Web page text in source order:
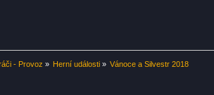
- Provoz » Herní události» Vánoce a Silvestr 2018